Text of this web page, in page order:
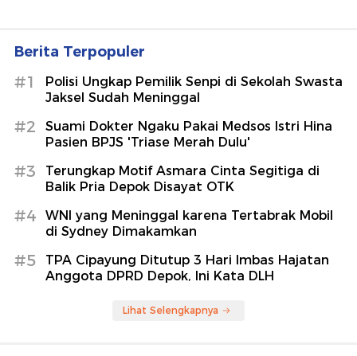
Berita Terpopuler
#1
Polisi Ungkap Pemilik Senpi di Sekolah Swasta
Jaksel Sudah Meninggal
#2
Suami Dokter Ngaku Pakai Medsos Istri Hina
Pasien BPJS 'Triase Merah Dulu'
#3
Terungkap Motif Asmara Cinta Segitiga di
Balik Pria Depok Disayat OTK
#4
WNI yang Meninggal karena Tertabrak Mobil
di Sydney Dimakamkan
#5
TPA Cipayung Ditutup 3 Hari Imbas Hajatan
Anggota DPRD Depok, Ini Kata DLH
Lihat Selengkapnya